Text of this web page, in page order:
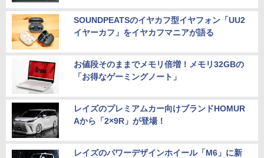
SOUNDPEATSのイヤカフ型イヤフォン「UU2
イヤーカフ」をイヤカフマニアが語る
お値段そのままでメモリ倍増！メモリ32GBの
「お得なゲーミングノート」
レイズのプレミアムカー向けブランドHOMUR
Aから「2×9R」が登場！
レイズのパワーデザインホイール「M6」に新